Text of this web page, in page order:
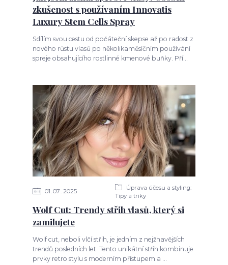
zkušenost s používaním Innovatis
Luxury Stem Cells Spray
Sdílím svou cestu od počáteční skepse až po radost z
nového růstu vlasů po několikaměsíčním používání
spreje obsahujícího rostlinné kmenové buňky. Pří...
01 07 2025
Úprava účesu a styling:
Tipy a triky
Wolf Cut: Trendy střih vlasů, který si
zamilujete
Wolf cut, neboli vlčí střih, je jedním z nejžhavějších
trendů posledních let. Tento unikátní střih kombinuje
prvky retro stylu s moderním přístupem a ...